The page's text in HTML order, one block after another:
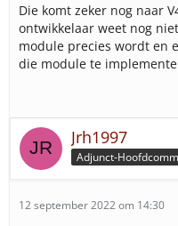
Die komt zeker nog naar
ontwikkelaar weet nog
module precies wordt en
die module te
Jrh1997
12 september 2022 om 14:30